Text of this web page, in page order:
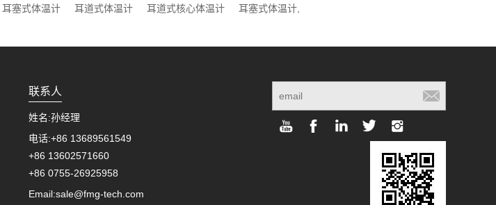
耳塞式体温计 耳道式体温计 耳道式核心体温计 耳塞式体温计,
联系人
姓名:孙经理
电话:+86 13689561549
+86 13602571660
+86 0755-26925958
Email:sale@fmg-tech.com